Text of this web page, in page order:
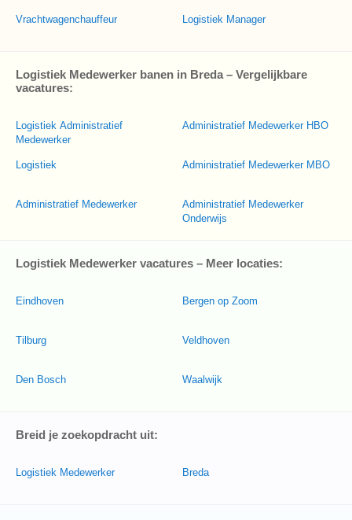
Vrachtwagenchauffeur Logistiek Manager
Logistiek Medewerker banen in Breda – Vergelijkbare
vacatures:
Logistiek Administratief
Medewerker
Logistiek
Administratief Medewerker
Administratief Medewerker HBO
Administratief Medewerker MBO
Administratief Medewerker
Onderwijs
Logistiek Medewerker vacatures – Meer locaties:
Eindhoven
Tilburg
Den Bosch
Bergen op Zoom
Veldhoven
Waalwijk
Breid je zoekopdracht uit:
Logistiek Medewerker Breda